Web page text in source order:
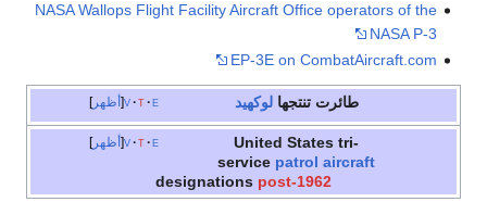
NASA Wallops Flight Facility Aircraft Office operators of the
NASA P-3
EP-3E on CombatAircraft.com
أظهر v t e طائرت تنتجهالوكهيد
أظهر v t e
United States tri-
service patrol aircraft
designations post-1962